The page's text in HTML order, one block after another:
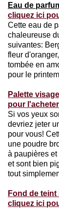
Eau de
cliquez ici
Cette eau de
chaleureuse
suivantes:
fleur
tombée en
pour le
Palette
pour l'acheter
Si vos yeux
devriez jeter
pour vous!
une poudre
à paupières
et sont bien
tout
Fond de
cliquez ici